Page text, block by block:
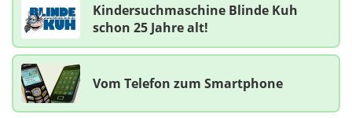
Kindersuchmaschine Blinde Kuh
schon 25 Jahre alt!
Vom Telefon zum Smartphone